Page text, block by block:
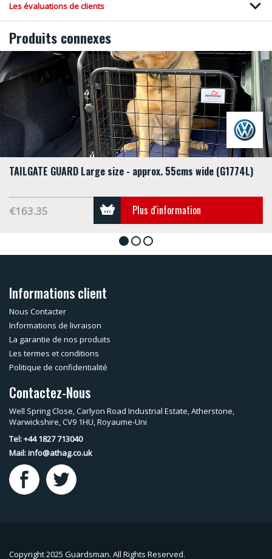
Les évaluations de clients
Produits connexes
TAILGATE GUARD Large size - approx. 55cms wide (G1774L)
€163.35 Plus d'information
1 2 3
Informations client
Nous Contacter
Informations de livraison
La garantie de nos produits
Les termes et conditions
Politique de confidentialité
Contactez-Nous
Well Spring Close, Carlyon Road Industrial Estate, Atherstone,
Warwickshire, CV9 1HU, Royaume-Uni
Tel: +44 1827 713040
Mail:info@athag.co.uk
Copyright 2025 Guardsman. All Rights Reserved.